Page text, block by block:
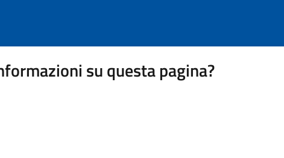
su questa pagina?